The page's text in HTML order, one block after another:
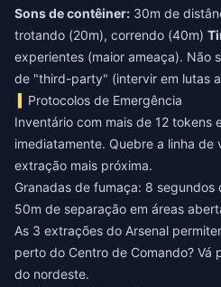
Sons de contêiner: 30m de
trotando (20m), correndo (40m)
experientes (maior ameaça). Não
de "third-party" (intervir em lutas
Protocolos de Emergência
Inventário com mais de 12 tokens
imediatamente. Quebre a linha de
extração mais próxima.
Granadas de fumaça: 8
50m de separação em áreas
As 3 extrações do Arsenal
perto do Centro de Comando? Vá
do nordeste.